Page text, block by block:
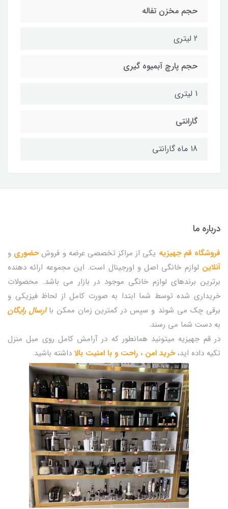
حجم مخزن تفاله
2 لیتری
حجم پارچ آبمیوه گیری
1 لیتری
گارانتی
18 ماه گارانتی
درباره ما
فروشگاه قم جهیزیه یکی از مراکز تخصصی عرضه و فروشحضوری و
آنلاین لوازم خانگی اصل و اورجینال است. این مجموعه ارائه دهنده
برترین برندهای لوازم خانگی موجود در بازار می باشد. محصولات
خریداری شده توسط شما ابتدا به صورت کامل از لحاظ فیزیکی و
برقی چک می شوند و سپس در کمترین زمان ممکن با ارسال رایگان
به دست شما می رسند.
در قم جهیزیه میتونید همانطور که در آرامش کامل روی مبل منزل
تکیه داده اید،خرید امن ، راحت و با امنیت بالا داشته باشید.